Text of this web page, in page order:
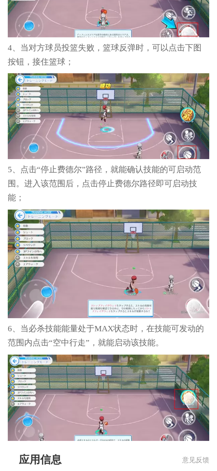
4、当对方球员投篮失败，篮球反弹时，可以点击下图
按钮，接住篮球；
5、点击“停止费德尔”路径，就能确认技能的可启动范
围。进入该范围后，点击停止费德尔路径即可启动技
能；
6、当必杀技能能量处于MAX状态时，在技能可发动的
范围内点击“空中行走”，就能启动该技能。
应用信息 意见反馈